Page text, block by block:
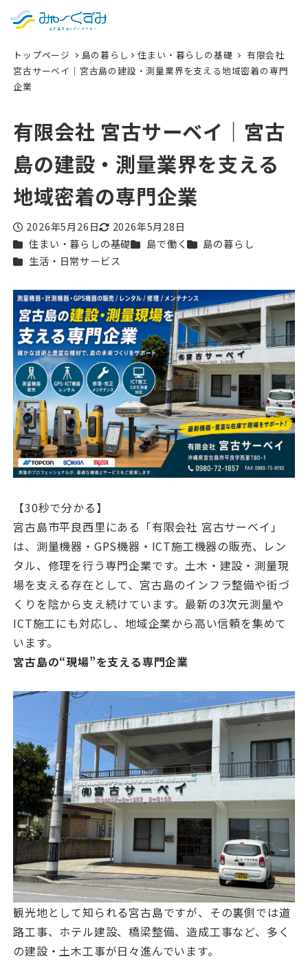
English
検索
トップページ 島の暮らし 住まい・暮らしの基礎
有限会社
宮古サーベイ｜宮古島の建設・測量業界を支える地域密着の専門
企業
有限会社 宮古サーベイ｜宮古
島の建設・測量業界を支える
地域密着の専門企業
投稿日
2026年5月26日
更新日
2026年5月28日
カテゴリー
住まい・暮らしの基礎カテゴリー
島で働くカテゴリー
島の暮らし
カテゴリー
生活・日常サービス
【30秒で分かる】
宮古島市平良西里にある「有限会社 宮古サーベイ」
は、測量機器・GPS機器・ICT施工機器の販売、レン
タル、修理を行う専門企業です。土木・建設・測量現
場を支える存在として、宮古島のインフラ整備や街づ
くりを陰から支え続けています。最新の3次元測量や
ICT施工にも対応し、地域企業から高い信頼を集めて
います。
宮古島の“現場”を支える専門企業
観光地として知られる宮古島ですが、その裏側では道
路工事、ホテル建設、橋梁整備、造成工事など、多く
の建設・土木工事が日々進んでいます。